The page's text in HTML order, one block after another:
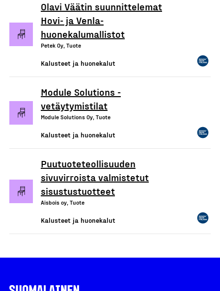
Olavi Väätin suunnittelemat
Hovi- ja Venla-
huonekalumallistot
Petek Oy, Tuote
Kalusteet ja huonekalut
Module Solutions -
vetäytymistilat
Module Solutions Oy, Tuote
Kalusteet ja huonekalut
Puutuoteteollisuuden
sivuvirroista valmistetut
sisustustuotteet
Aisbois oy, Tuote
Kalusteet ja huonekalut